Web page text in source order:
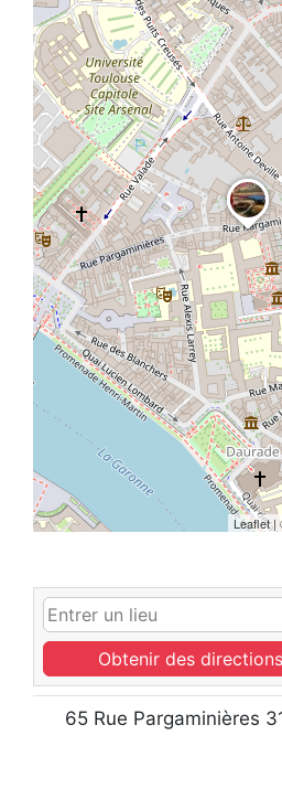
Leaflet|
Obtenir des directions
65 Rue Pargaminières